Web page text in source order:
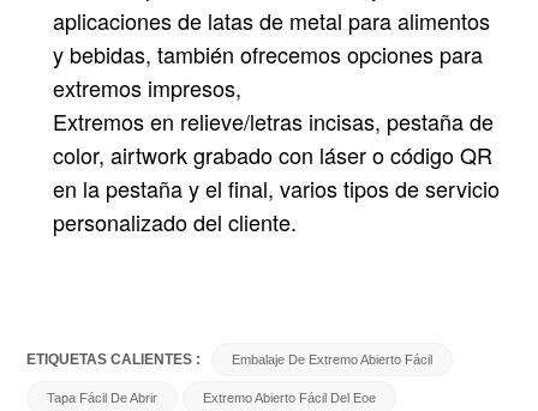
aplicaciones de latas de metal para alimentos
y bebidas, también ofrecemos opciones para
extremos impresos,
Extremos en relieve/letras incisas, pestaña de
color, airtwork grabado con láser o código QR
en la pestaña y el final, varios tipos de servicio
personalizado del cliente.
ETIQUETAS CALIENTES : Embalaje De Extremo Abierto Fácil
Tapa Fácil De Abrir Extremo Abierto Fácil Del Eoe